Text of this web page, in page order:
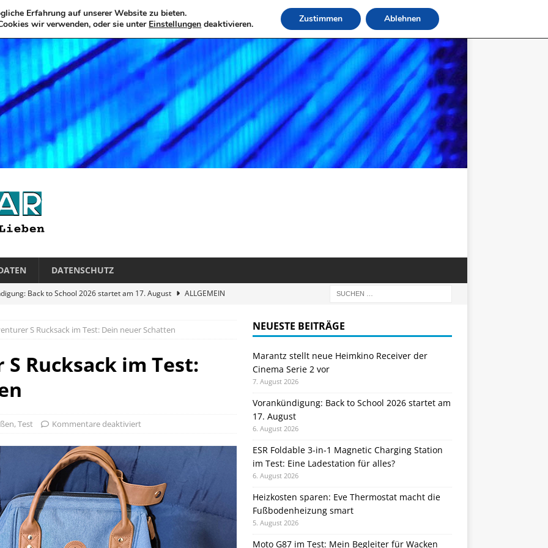
DATENSCHUTZ
Back to School 2026 startet am 17. August
ALLGEMEIN
sparen: Eve Thermostat macht die Fußbodenheizung smart
im Test: Mein Begleiter für Wacken 2026
neue Heimkino Receiver der Cinema Serie 2 vor
S Rucksack im Test: Dein neuer Schatten
Rucksack im Test:
,Test Kommentare deaktiviert
NEUESTE BEITRÄGE
Marantz stellt neue Heimkino Receiver der
Cinema Serie 2 vor
7. August 2026
Vorankündigung: Back to School 2026 startet am
17. August
6. August 2026
ESR Foldable 3-in-1 Magnetic Charging Station
im Test: Eine Ladestation für alles?
6. August 2026
Heizkosten sparen: Eve Thermostat macht die
Fußbodenheizung smart
5. August 2026
Moto G87 im Test: Mein Begleiter für Wacken
Erfahrung auf unserer Website zu bieten.
wir verwenden, oder sie unter Einstellungen deaktivieren. Zustimmen Ablehnen